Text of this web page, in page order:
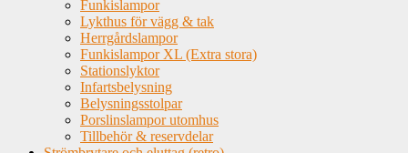
Funkislampor
Lykthus för vägg & tak
Herrgårdslampor
Funkislampor XL (Extra stora)
Stationslyktor
Infartsbelysning
Belysningsstolpar
Porslinslampor utomhus
Tillbehör & reservdelar